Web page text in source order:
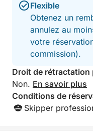
À bord, savourez
apéritif, du
rafraîchissantes**,
pour nager, écouter
photos et vous
Cette expérience
célébration. Sur
**DJ, un chef privé,
Flexible
Obtenez un
annulez au
votre
commission).
Droit de rétractation
Non. En savoir plus
Conditions de
Skipper